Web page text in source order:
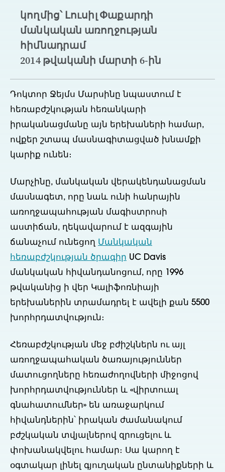
կողմից՝ Լուսիլ Փաքարդի
մանկական առողջության
հիմնադրամ
2014 թվականի մարտի 6-ին
Դոկտոր Ջեյմս Մարսինը նպաստում է
հեռաբժշկության հեռանկարի
իրականացմանը այն երեխաների համար,
ովքեր շտապ մասնագիտացված խնամքի
կարիք ունեն։
Մարչինը, մանկական վերակենդանացման
մասնագետ, որը նաև ունի հանրային
առողջապահության մագիստրոսի
աստիճան, ղեկավարում է ազգային
ճանաչում ունեցող Մանկական
հեռաբժշկության ծրագիր UC Davis
մանկական հիվանդանոցում, որը 1996
թվականից ի վեր Կալիֆոռնիայի
երեխաներին տրամադրել է ավելի քան 5500
խորհրդատվություն։
Հեռաբժշկության մեջ բժիշկներն ու այլ
առողջապահական ծառայություններ
մատուցողները հեռաժողովների միջոցով
խորհրդատվություններ և «վիրտուալ
գնահատումներ» են առաջարկում
հիվանդներին՝ իրական ժամանակում
բժշկական տվյալներով զրուցելու և
փոխանակվելու համար։ Սա կարող է
օգտակար լինել գյուղական ընտանիքների և